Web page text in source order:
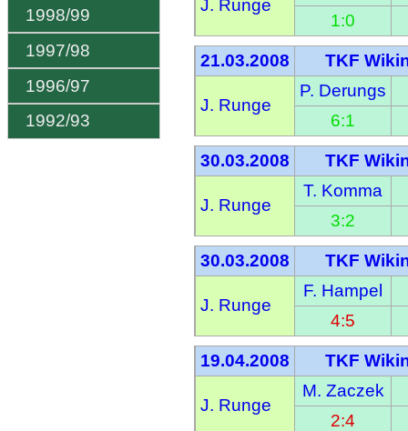
1998/99
1997/98
1996/97
1992/93
J. Runge
1:0
21.03.2008 TKF
J. Runge
P. Derungs
6:1
30.03.2008 TKF
J. Runge
T. Komma
3:2
30.03.2008 TKF
J. Runge
F. Hampel
4:5
19.04.2008 TKF
J. Runge
M. Zaczek
2:4